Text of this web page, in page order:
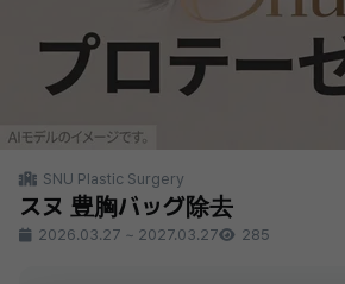
SNU Plastic Surgery
スヌ 豊胸バッグ除去
2026.03.27 ~ 2027.03.27 285